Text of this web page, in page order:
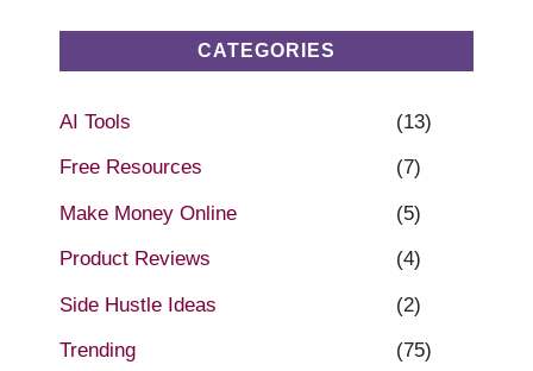
CATEGORIES
AI Tools (13)
Free Resources (7)
Make Money Online (5)
Product Reviews (4)
Side Hustle Ideas (2)
Trending (75)